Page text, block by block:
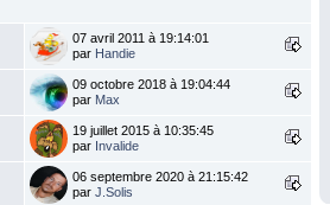
07 avril 2011 à 19:14:01
par Handie
09 octobre 2018 à 19:04:44
par Max
19 juillet 2015 à 10:35:45
par Invalide
06 septembre 2020 à 21:15:42
par J.Solis